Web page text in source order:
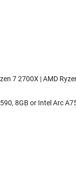
7 2700X | AMD
8GB or Intel Arc